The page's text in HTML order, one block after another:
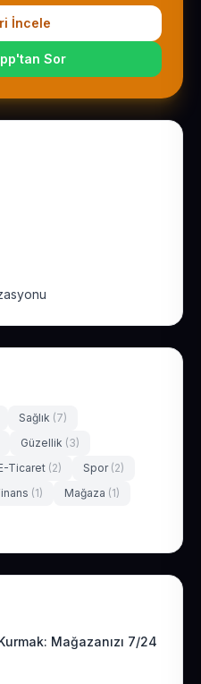
İncele
Sor
Sağlık (7)
Güzellik (3)
Ticaret (2) Spor (2)
(1) Mağaza (1)
Mağazanızı 7/24